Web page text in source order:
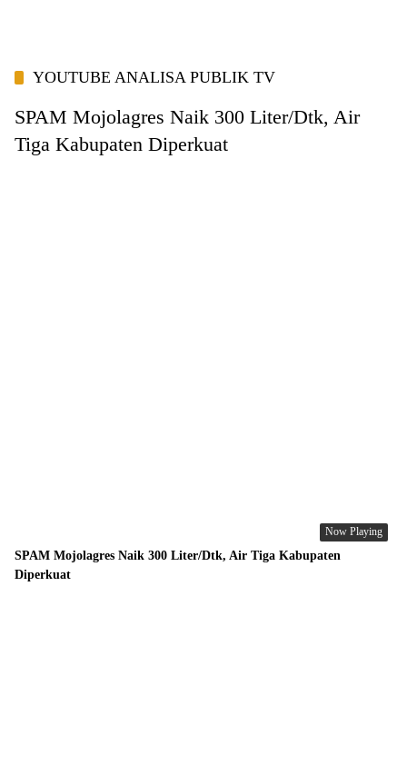
YOUTUBE ANALISA PUBLIK TV
SPAM Mojolagres Naik 300 Liter/Dtk, Air
Tiga Kabupaten Diperkuat
Now Playing
SPAM Mojolagres Naik 300 Liter/Dtk, Air Tiga Kabupaten
Diperkuat